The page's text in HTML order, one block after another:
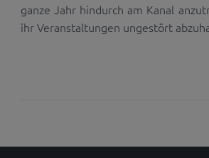
ganze Jahr hindurch am Kanal
ihr Veranstaltungen ungestört